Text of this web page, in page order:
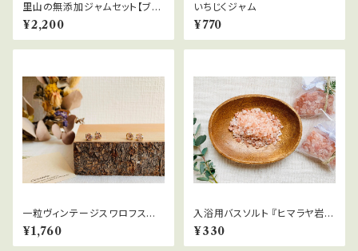
里山の無添加ジャムセット【ブル
ーベリー2個、季節のジャム1個】
¥2,200
いちじくジャム
¥770
一粒ヴィンテージスワロフスキ
ーのピアス
¥1,760
入浴用バスソルト 『ヒマラヤ岩
塩』
¥330